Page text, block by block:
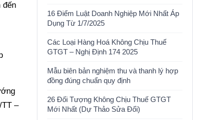
đến
–
16 Điểm Luật Doanh Nghiệp Mới Nhất Áp
Dụng Từ 1/7/2025
Các Loại Hàng Hoá Không Chịu Thuế
GTGT – Nghị Định 174 2025
Mẫu biên bản nghiệm thu và thanh lý hợp
đồng đúng chuẩn quy định
26 Đối Tượng Không Chịu Thuế GTGT
Mới Nhất (Dự Thảo Sửa Đổi)